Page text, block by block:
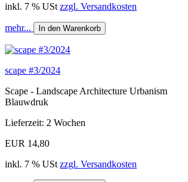
inkl. 7 % USt zzgl. Versandkosten
mehr... In den Warenkorb
scape #3/2024
Scape - Landscape Architecture Urbanism
Blauwdruk
Lieferzeit: 2 Wochen
EUR 14,80
inkl. 7 % USt zzgl. Versandkosten